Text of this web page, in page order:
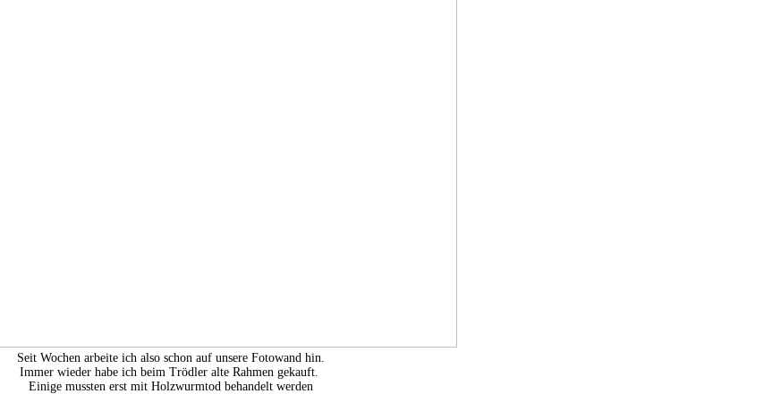
Seit Wochen arbeite ich also schon auf unsere Fotowand hin.
Immer wieder habe ich beim Trödler alte Rahmen gekauft.
Einige mussten erst mit Holzwurmtod behandelt werden